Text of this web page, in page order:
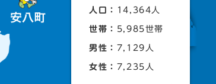
人口： 14,364人
世帯： 5,985世帯
男性： 7,129人
女性： 7,235人